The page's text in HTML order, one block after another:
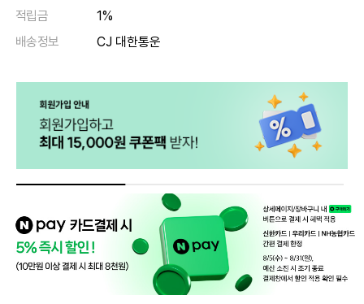
적립금
1%
배송정보
CJ 대한통운